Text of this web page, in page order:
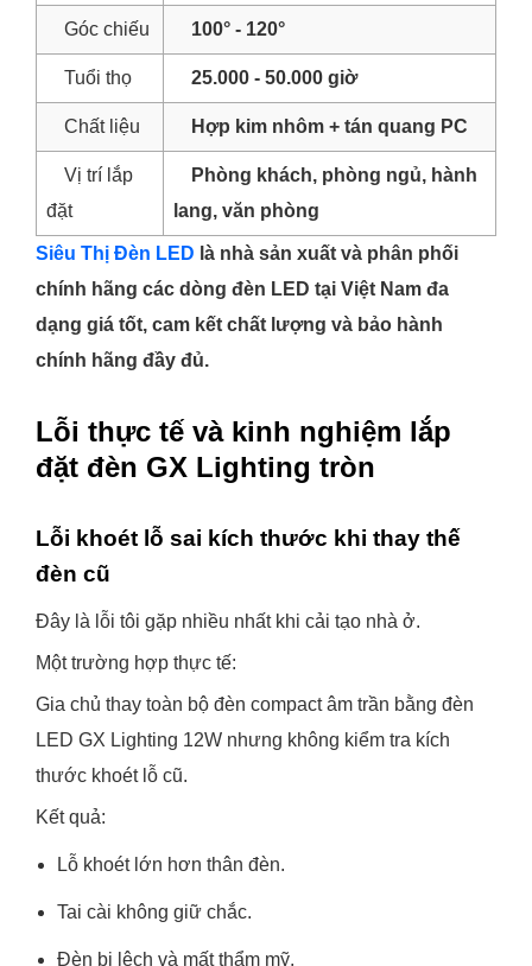
Góc chiếu 100° - 120°
Tuổi thọ 25.000 - 50.000 giờ
Chất liệu Hợp kim nhôm + tán quang PC
Vị trí lắp
đặt
Phòng khách, phòng ngủ, hành
lang, văn phòng
Siêu Thị Đèn LED là nhà sản xuất và phân phối
chính hãng các dòng đèn LED tại Việt Nam đa
dạng giá tốt, cam kết chất lượng và bảo hành
chính hãng đầy đủ.
Lỗi thực tế và kinh nghiệm lắp
đặt đèn GX Lighting tròn
Lỗi khoét lỗ sai kích thước khi thay thế
đèn cũ
Đây là lỗi tôi gặp nhiều nhất khi cải tạo nhà ở.
Một trường hợp thực tế:
Gia chủ thay toàn bộ đèn compact âm trần bằng đèn
LED GX Lighting 12W nhưng không kiểm tra kích
thước khoét lỗ cũ.
Kết quả:
Lỗ khoét lớn hơn thân đèn.
Tai cài không giữ chắc.
Đèn bị lệch và mất thẩm mỹ.